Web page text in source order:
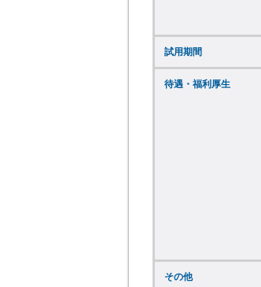
試用期間
待遇・福利厚生
その他